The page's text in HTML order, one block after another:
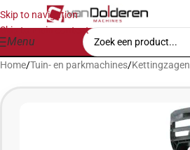
Skip to navigation
Skip to main content
Menu
Home/Tuin- en parkmachines/Kettingzagen